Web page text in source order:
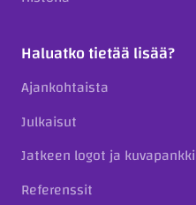
Haluatko tietää lisää?
Ajankohtaista
Julkaisut
Jatkeen logot ja kuvapankki
Referenssit